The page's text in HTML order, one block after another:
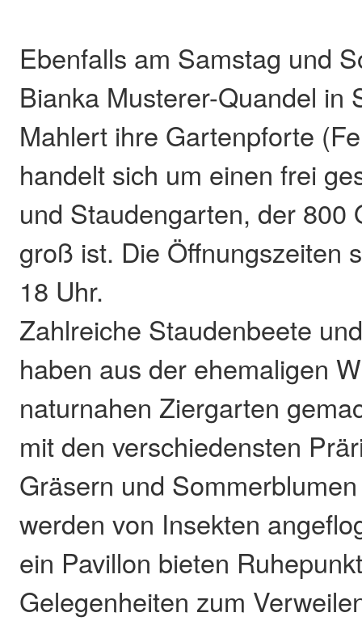
Ebenfalls am Samstag und
Bianka Musterer-Quandel in
Mahlert ihre Gartenpforte
handelt sich um einen frei
und Staudengarten, der 800
groß ist. Die Öffnungszeiten
18 Uhr.
Zahlreiche Staudenbeete
haben aus der ehemaligen
naturnahen Ziergarten
mit den verschiedensten
Gräsern und
werden von Insekten
ein Pavillon bieten
Gelegenheiten zum